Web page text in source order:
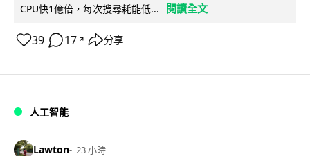
CPU快1億倍，每次搜尋耗能低...
閱讀全文
39 17 ↗ 分享
人工智能
Lawton 23 小時